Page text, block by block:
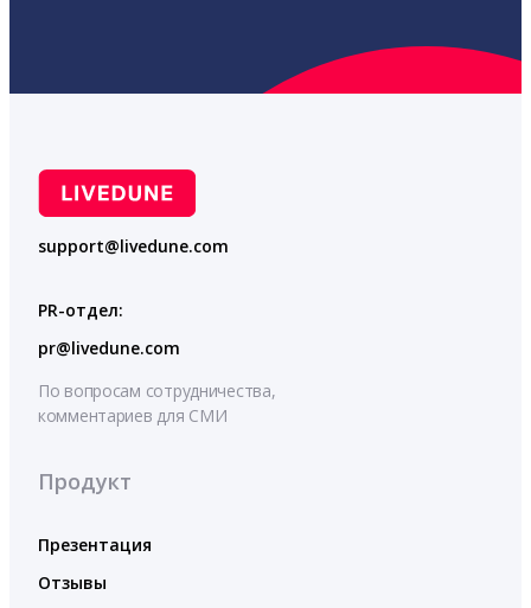
support@livedune.com
PR-отдел:
pr@livedune.com
По вопросам сотрудничества,
комментариев для СМИ
Продукт
Презентация
Отзывы